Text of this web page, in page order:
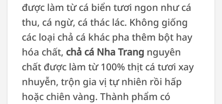
được làm từ cá biển tươi ngon như cá
thu, cá ngừ, cá thác lác. Không giống
các loại chả cá khác pha thêm bột hay
hóa chất, chả cá Nha Trang nguyên
chất được làm từ 100% thịt cá tươi xay
nhuyễn, trộn gia vị tự nhiên rồi hấp
hoặc chiên vàng. Thành phẩm có